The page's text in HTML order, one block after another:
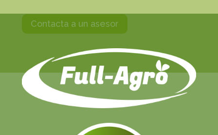
Contacta a un asesor